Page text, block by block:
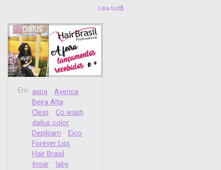
Leia tudo
Em aspa
Avenca
Beira Alta
Cless
Co wash
dailus color
Depilsam
Eico
Forever Liss
Hair Brasil
Inoar
laby